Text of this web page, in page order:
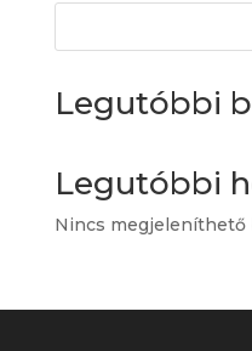
Legutóbbi
Legutóbbi
Nincs megjeleníthető